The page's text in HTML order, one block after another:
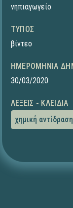
νηπιαγωγείο
ΤΎΠΟΣ
βίντεο
ΗΜΕΡΟΜΗΝΊΑ
30/03/2020
ΛΈΞΕΙΣ - ΚΛΕΙΔΙΆ
χημική αντίδραση